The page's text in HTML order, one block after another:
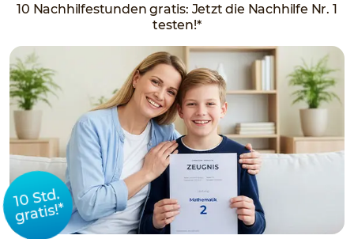
10 Nachhilfestunden gratis: Jetzt die Nachhilfe Nr. 1
testen!*
10 Std.
gratis!*